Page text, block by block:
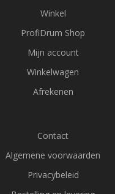
Winkel
ProfiDrum Shop
Mijn account
Winkelwagen
Afrekenen
Contact
Algemene voorwaarden
Privacybeleid